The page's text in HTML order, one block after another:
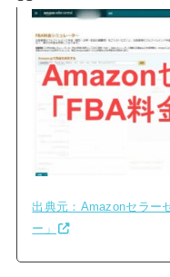
出典元：Amazonセラー
ー」